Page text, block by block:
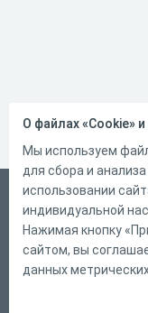
Русский
Справка
Форма
О файлах «Cookie»
Мы используем
для сбора и
использовании
индивидуальной
Нажимая кнопку
сайтом, вы
данных